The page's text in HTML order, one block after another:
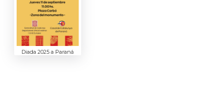
Diada 2025 a Paraná